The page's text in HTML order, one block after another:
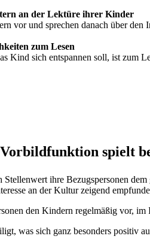
an der Lektüre ihrer Kinder
vor und sprechen danach über den
zum Lesen
Kind sich entspannen soll, ist zum
spielt
Stellenwert ihre Bezugspersonen
an der Kultur zeigend
den Kindern regelmäßig vor, im
was sich ganz besonders positiv